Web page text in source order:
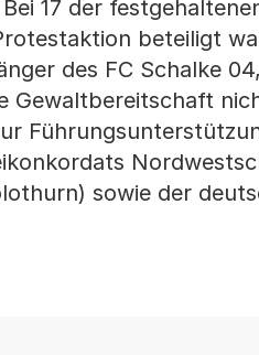
17 der
beteiligt
des FC Schalke
Gewaltbereitschaft
sowie der